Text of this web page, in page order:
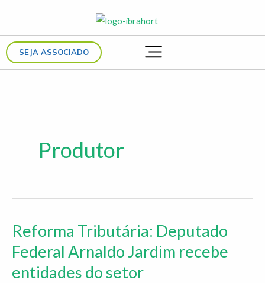
conteúdoSEJA ASSOCIADO
Produtor
Reforma Tributária: Deputado
Federal Arnaldo Jardim recebe
entidades do setor
Reforma
Tributária:
Deputado
Federal